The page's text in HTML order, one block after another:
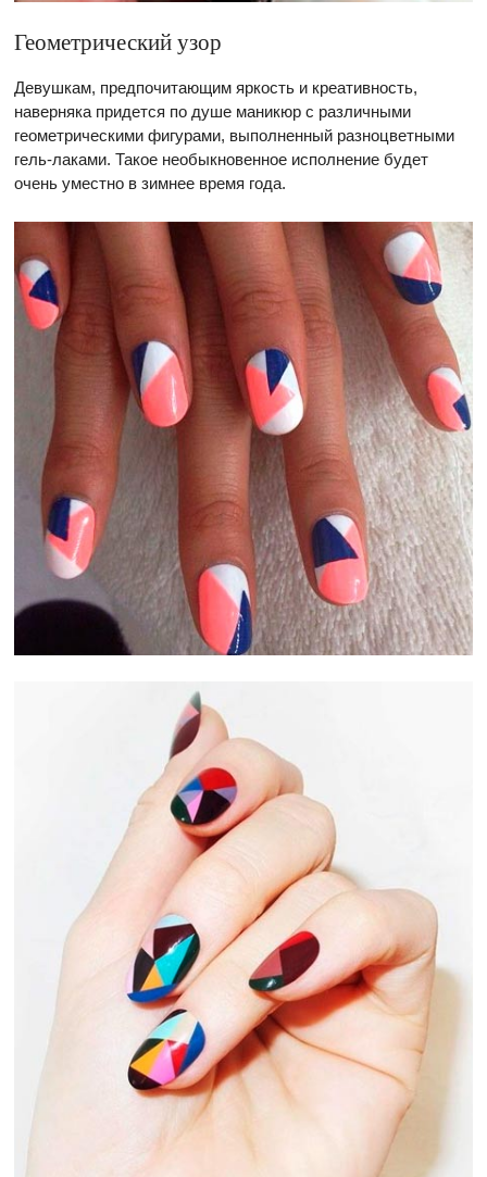
Геометрический узор
Девушкам, предпочитающим яркость и креативность,
наверняка придется по душе маникюр с различными
геометрическими фигурами, выполненный разноцветными
гель-лаками. Такое необыкновенное исполнение будет
очень уместно в зимнее время года.